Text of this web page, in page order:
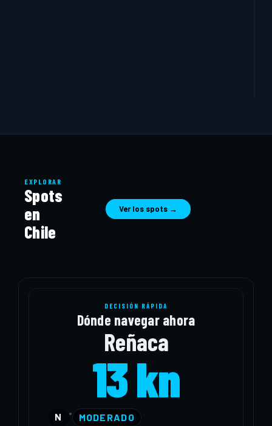
EXPLORAR
Spots
en
Chile
Ver los spots →
DECISIÓN RÁPIDA
Dónde navegar ahora
Reñaca
13 kn
N • MODERADO